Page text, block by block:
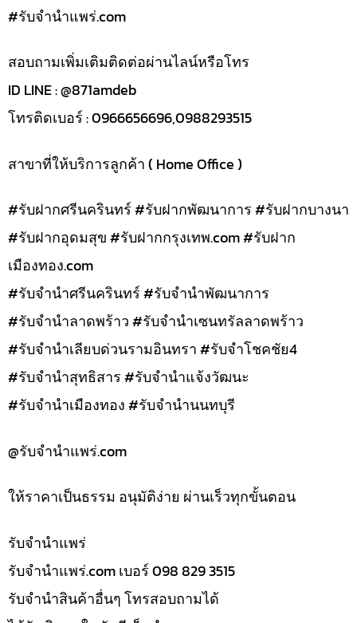
#รับจํานําแพร่.com
สอบถามเพิ่มเติมติดต่อผ่านไลน์หรือโทร
ID LINE : @871amdeb
โทรติดเบอร์ : 0966656696,0988293515
สาขาที่ให้บริการลูกค้า ( Home Office )
#รับฝากศรีนครินทร์ #รับฝากพัฒนาการ #รับฝากบางนา
#รับฝากอุดมสุข #รับฝากกรุงเทพ.com #รับฝาก
เมืองทอง.com
#รับจำนำศรีนครินทร์ #รับจำนำพัฒนาการ
#รับจำนำลาดพร้าว #รับจำนำเซนทรัลลาดพร้าว
#รับจำนำเลียบด่วนรามอินทรา #รับจำโชคชัย4
#รับจำนำสุทธิสาร #รับจำนำแจ้งวัฒนะ
#รับจำนำเมืองทอง #รับจำนำนนทบุรี
@รับจํานําแพร่.com
ให้ราคาเป็นธรรม อนุมัติง่าย ผ่านเร็วทุกขั้นตอน
รับจํานำแพร่
รับจํานําแพร่.com เบอร์ 098 829 3515
รับจำนำสินค้าอื่นๆ โทรสอบถามได้